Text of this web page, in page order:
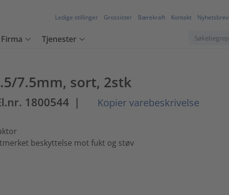
Ledige stillinger Grossister Bærekraft Kontakt Nyhetsbrev
Firma Tjenester
7.5mm, sort, 2stk
1800544 | Kopier varebeskrivelse
beskyttelse mot fukt og støv